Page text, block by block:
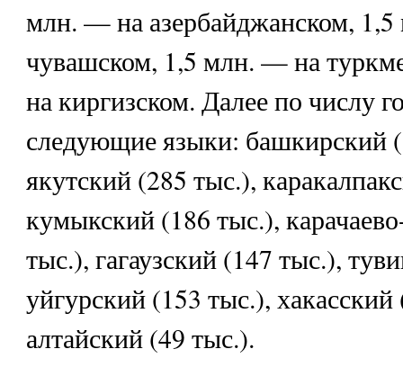
млн. — на азербайджанском,
чувашском, 1,5 млн. — на
на киргизском. Далее по числу
следующие языки: башкирский
якутский (285 тыс.),
кумыкский (186 тыс.),
тыс.), гагаузский (147 тыс.),
уйгурский (153 тыс.),
алтайский (49 тыс.).